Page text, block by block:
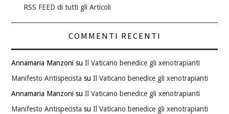
RSS FEED di tutti gli Articoli
COMMENTI RECENTI
Annamaria Manzoni suIl Vaticano benedice gli xenotrapianti
Manifesto Antispecista suIl Vaticano benedice gli xenotrapianti
Annamaria Manzoni suIl Vaticano benedice gli xenotrapianti
Manifesto Antispecista suIl Vaticano benedice gli xenotrapianti